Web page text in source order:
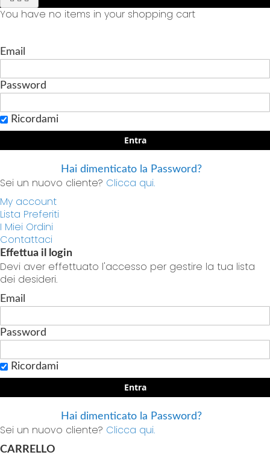
You have no items in your shopping cart
Email
Password
Ricordami
Entra
Hai dimenticato la Password?
Sei un nuovo cliente? Clicca qui.
My account
Lista Preferiti
I Miei Ordini
Contattaci
Effettua il login
Devi aver effettuato l'accesso per gestire la tua lista
dei desideri.
Email
Password
Ricordami
Entra
Hai dimenticato la Password?
Sei un nuovo cliente? Clicca qui.
CARRELLO